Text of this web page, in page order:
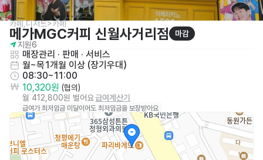
카페,디저트>카페
메가MGC커피 신월사거리점
마감
지원6
매장관리 · 판매 · 서비스
월~목1개월 이상 (장기우대)
08:30~11:00
10,320원 (협의)
월 412,800원 벌어요급여계산기
급여가 최저임금 미달이어도 최저임금을 보장받아요